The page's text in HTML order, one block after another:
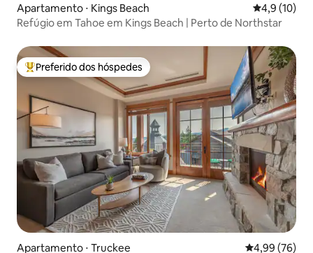
Apartamento ⋅ Kings Beach 4,9 de uma
4,9 (10)
Refúgio em Tahoe em Kings Beach | Perto de Northstar
Entre os melhores preferidos dos hóspedes
Preferido dos hóspedes
Apartamento ⋅ Truckee 4,99 de uma
4,99 (76)